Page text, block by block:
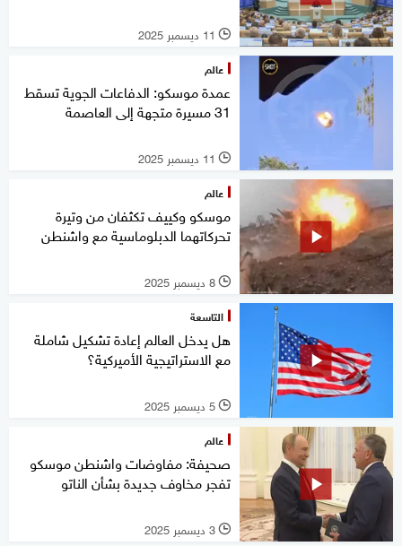
l 11 ديسمبر 2025
عالم
عمدة موسكو: الدفاعات الجوية تسقط
31 مسيرة متجهة إلى العاصمة
l 11 ديسمبر 2025
عالم
موسكو وكييف تكثفان من وتيرة
تحركاتهما الدبلوماسية مع واشنطن
l 8 ديسمبر 2025
التاسعة
هل يدخل العالم إعادة تشكيل شاملة
مع الاستراتيجية الأميركية؟
l 5 ديسمبر 2025
عالم
صحيفة: مفاوضات واشنطن موسكو
تفجر مخاوف جديدة بشأن الناتو
l 3 ديسمبر 2025